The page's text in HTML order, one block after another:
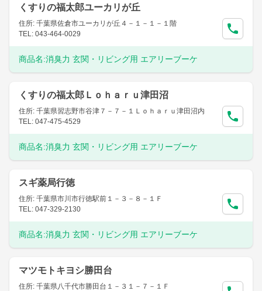
くすりの福太郎ユーカリが丘
住所: 千葉県佐倉市ユーカリが丘４－１－１－１階
TEL: 043-464-0029
商品名:消臭力 玄関・リビング用 エアリーブーケ
くすりの福太郎Ｌｏｈａｒｕ津田沼
住所: 千葉県習志野市谷津７－７－１Ｌｏｈａｒｕ津田沼内
TEL: 047-475-4529
商品名:消臭力 玄関・リビング用 エアリーブーケ
スギ薬局行徳
住所: 千葉県市川市行徳駅前１－３－８－１Ｆ
TEL: 047-329-2130
商品名:消臭力 玄関・リビング用 エアリーブーケ
マツモトキヨシ勝田台
住所: 千葉県八千代市勝田台１－３１－７－１Ｆ